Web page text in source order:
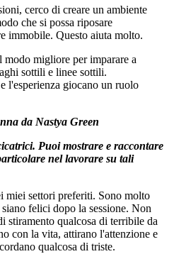
cerco di creare un ambiente
che si possa riposare
immobile. Questo aiuta molto.
migliore per imparare a
sottili e linee sottili.
l'esperienza giocano un ruolo
Puoi mostrare e raccontare
nel lavorare su tali
miei settori preferiti. Sono molto
felici dopo la sessione. Non
stiramento qualcosa di terribile da
con la vita, attirano l'attenzione e
qualcosa di triste.